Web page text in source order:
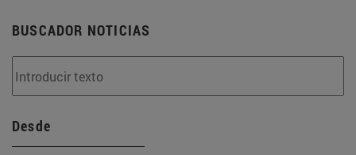
BUSCADOR NOTICIAS
Desde